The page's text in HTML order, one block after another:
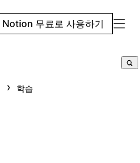
Notion 무료로 사용하기
학습